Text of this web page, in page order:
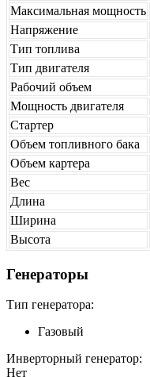
Максимальная мощность
Напряжение
Тип топлива
Тип двигателя
Рабочий объем
Мощность двигателя
Стартер
Объем топливного бака
Объем картера
Вес
Длина
Ширина
Высота
Генераторы
Тип генератора:
Газовый
Инверторный генератор:
Нет